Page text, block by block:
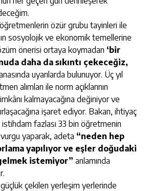
özür grubu tayinleri ile
sosyolojik ve ekonomik temellerine
önerisi ortaya koymadan ‘bir
daha da sıkıntı çekeceğiz,
uyarılarda bulunuyor. Üç yıl
alımları ile norm açıklarının
kalmayacağına değiniyor ve
işaret ediyor. Bakan, ihtiyaç
fazlası 33 bin öğretmenin
yaparak, adeta “neden hep
yapılıyor ve eşler doğudaki
istemiyor” anlamında
çekilen yerleşim yerlerinde